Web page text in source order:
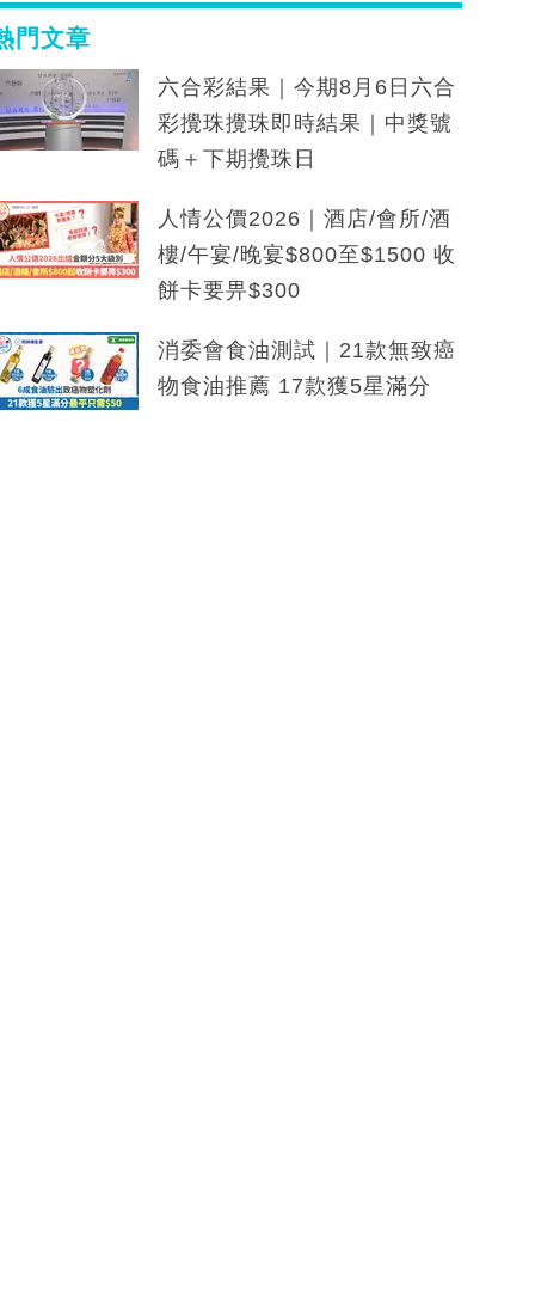
門文章
六合彩結果｜今期8月6日六合
彩攪珠攪珠即時結果｜中獎號
碼＋下期攪珠日
人情公價2026｜酒店/會所/酒
樓/午宴/晚宴$800至$1500 收
餅卡要畀$300
消委會食油測試｜21款無致癌
物食油推薦 17款獲5星滿分